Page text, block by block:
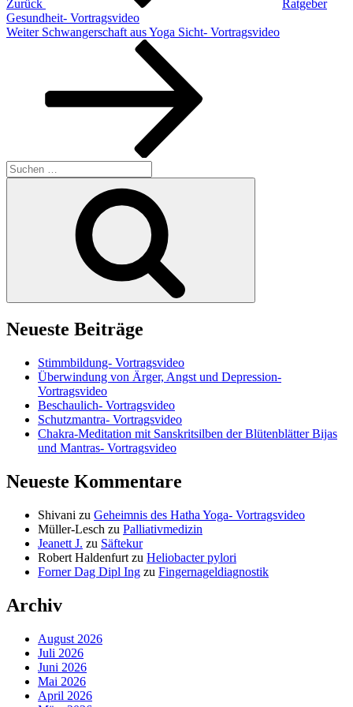
Zurück
Ratgeber
Gesundheit- Vortragsvideo
Nächster
Weiter Schwangerschaft aus Yoga Sicht- Vortragsvideo
Suchen
nach:
Neueste Beiträge
Stimmbildung- Vortragsvideo
Überwindung von Ärger, Angst und Depression-
Vortragsvideo
Beschaulich- Vortragsvideo
Schutzmantra- Vortragsvideo
Chakra-Meditation mit Sanskritsilben der Blütenblätter Bijas
und Mantras- Vortragsvideo
Neueste Kommentare
Shivani zu Geheimnis des Hatha Yoga- Vortragsvideo
Müller-Lesch zu Palliativmedizin
Jeanett J. zu Säftekur
Robert Haldenfurt zu Heliobacter pylori
Forner Dag Dipl Ing zu Fingernageldiagnostik
Archiv
August 2026
Juli 2026
Juni 2026
Mai 2026
April 2026